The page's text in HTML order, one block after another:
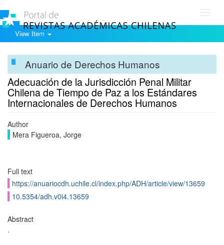
View Item
Anuario de Derechos Humanos
Adecuación de la Jurisdicción Penal Militar
Chilena de Tiempo de Paz a los Estándares
Internacionales de Derechos Humanos
Author
Mera Figueroa, Jorge
Full text
https://anuariocdh.uchile.cl/index.php/ADH/article/view/13659
10.5354/adh.v0i4.13659
Abstract
.